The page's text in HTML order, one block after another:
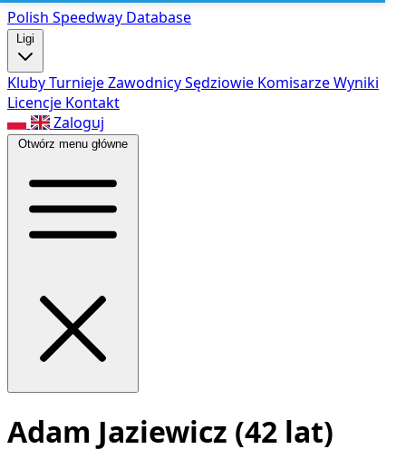
Polish Speedway Database
Ligi
KlubyTurniejeZawodnicySędziowie KomisarzeWyniki
Licencje Kontakt
Zaloguj
Otwórz menu główne
Adam Jaziewicz (42 lat)